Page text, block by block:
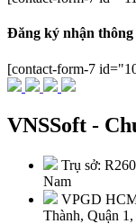
Đăng ký nhận
[contact-form-7
VNSSoft -
Trụ sở:
Nam
VPGD
Thành, Quận